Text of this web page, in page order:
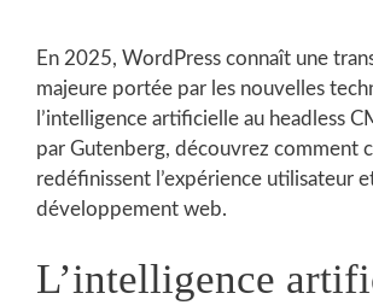
En 2025, WordPress connaît une
majeure portée par les nouvelles
l’intelligence artificielle au headless
par Gutenberg, découvrez comment
redéfinissent l’expérience utilisateur
développement web.
L’intelligence